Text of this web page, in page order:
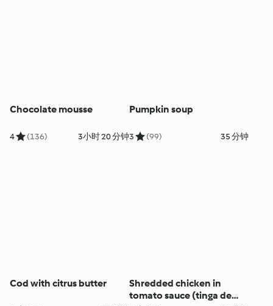
Chocolate mousse
4 (136) 3小时 20 分钟
Pumpkin soup
3 (99) 35 分钟
Cod with citrus butter
Shredded chicken in
tomato sauce (tinga de